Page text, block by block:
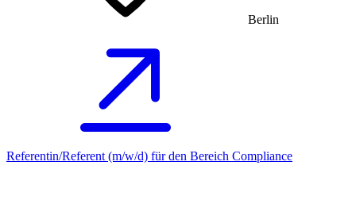
Berlin
Referentin/Referent (m/w/d) für den Bereich Compliance